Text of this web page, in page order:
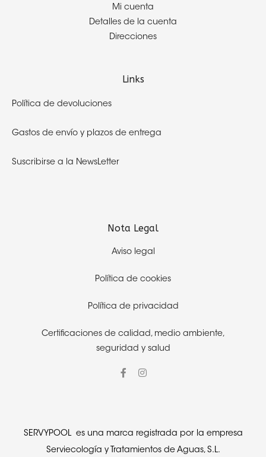
Mi cuenta
Detalles de la cuenta
Direcciones
Links
Política de devoluciones
Gastos de envío y plazos de entrega
Suscribirse a la NewsLetter
Nota Legal
Aviso legal
Política de cookies
Política de privacidad
Certificaciones de calidad, medio ambiente,
seguridad y salud
SERVYPOOL es una marca registrada por la empresa
Serviecología y Tratamientos de Aguas, S.L.